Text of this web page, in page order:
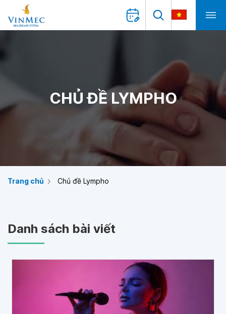
CHỦ ĐỀ LYMPHO
Trang chủ Chủ đề Lympho
Danh sách bài viết